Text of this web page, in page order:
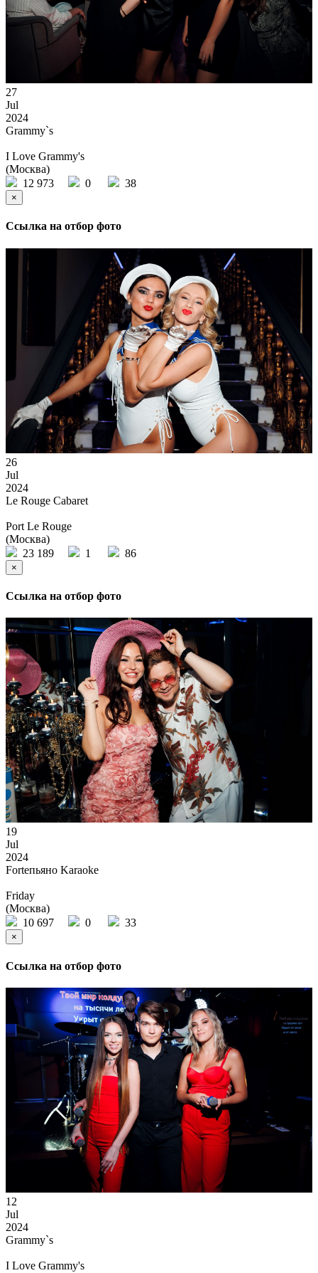
27
Jul
2024
Grammy`s
I Love Grammy's
(Москва)
12 973
0 38
×
Ссылка на отбор фото
26
Jul
2024
Le Rouge Cabaret
Port Le Rouge
(Москва)
23 189
1 86
×
Ссылка на отбор фото
19
Jul
2024
Forteпьяно Karaoke
Friday
(Москва)
10 697
0 33
×
Ссылка на отбор фото
12
Jul
2024
Grammy`s
I Love Grammy's